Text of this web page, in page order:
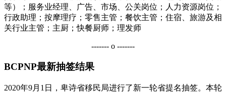
等）； 服务业经理、 广告、市场、公关岗位； 人力资源岗位；
行政助理； 按摩理疗； 零售主管； 餐饮主管； 住宿、旅游及相
关行业主管； 主厨；快餐厨师； 理发师
------- ο -------
BCPNP最新抽签结果
2020年9月1日，卑诗省移民局进行了新一轮省提名抽签。本轮